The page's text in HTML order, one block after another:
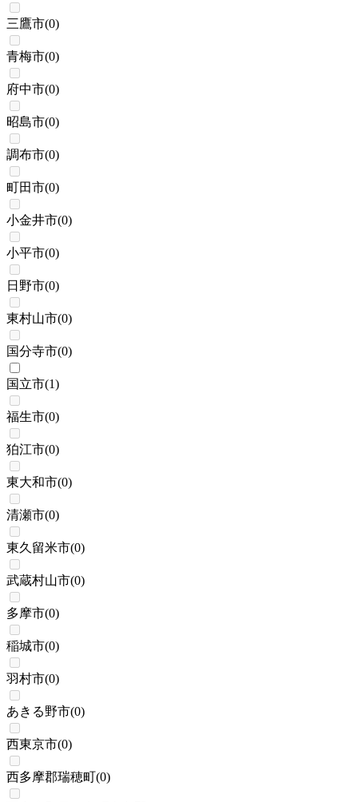
三鷹市(0)
青梅市(0)
府中市(0)
昭島市(0)
調布市(0)
町田市(0)
小金井市(0)
小平市(0)
日野市(0)
東村山市(0)
国分寺市(0)
国立市(1)
福生市(0)
狛江市(0)
東大和市(0)
清瀬市(0)
東久留米市(0)
武蔵村山市(0)
多摩市(0)
稲城市(0)
羽村市(0)
あきる野市(0)
西東京市(0)
西多摩郡瑞穂町(0)